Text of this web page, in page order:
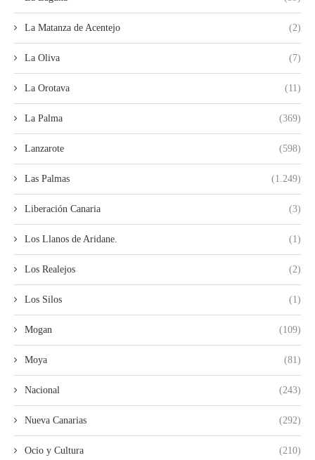
La Matanza de Acentejo (2)
La Oliva (7)
La Orotava (11)
La Palma (369)
Lanzarote (598)
Las Palmas (1.249)
Liberación Canaria (3)
Los Llanos de Aridane. (1)
Los Realejos (2)
Los Silos (1)
Mogan (109)
Moya (81)
Nacional (243)
Nueva Canarias (292)
Ocio y Cultura (210)